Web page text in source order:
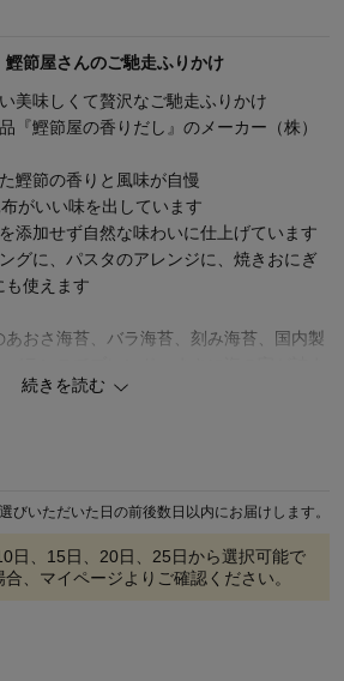
節屋さんのご馳走ふりかけ
美味しくて贅沢なご馳走ふりかけ
『鰹節屋の香りだし』のメーカー（株）
鰹節の香りと風味が自慢
がいい味を出しています
添加せず自然な味わいに仕上げています
グに、パスタのアレンジに、焼きおにぎ
も使えます
おさ海苔、バラ海苔、刻み海苔、国内製
。
）新丸正」は、カツオ漁で知られる静岡県
構える老舗鰹節メーカー。
加工・製造しています。
は別のご注文・お届けとなります。
続きを読む
びいただいた日の前後数日以内にお届けします。
日、15日、20日、25日から選択可能で
、マイページよりご確認ください。